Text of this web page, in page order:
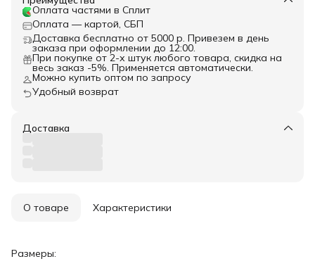
Оплата частями в Сплит
Оплата — картой, СБП
Доставка бесплатно от 5000 р. Привезем в день
заказа при оформлении до 12:00.
При покупке от 2-х штук любого товара, скидка на
весь заказ -5%. Применяется автоматически.
Можно купить оптом по запросу
Удобный возврат
Доставка
О товаре Характеристики
Размеры: